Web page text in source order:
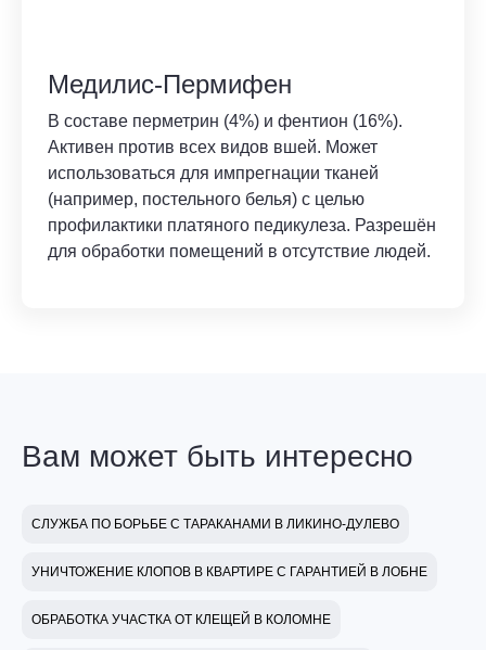
Медилис-Пермифен
В составе перметрин (4%) и фентион (16%).
Активен против всех видов вшей. Может
использоваться для импрегнации тканей
(например, постельного белья) с целью
профилактики платяного педикулеза. Разрешён
для обработки помещений в отсутствие людей.
Вам может быть интересно
СЛУЖБА ПО БОРЬБЕ С ТАРАКАНАМИ В ЛИКИНО-ДУЛЕВО
УНИЧТОЖЕНИЕ КЛОПОВ В КВАРТИРЕ С ГАРАНТИЕЙ В ЛОБНЕ
ОБРАБОТКА УЧАСТКА ОТ КЛЕЩЕЙ В КОЛОМНЕ